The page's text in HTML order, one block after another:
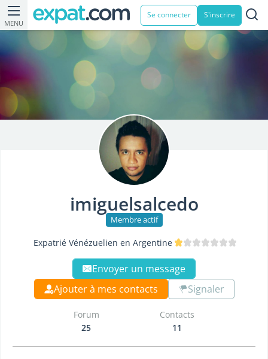
MENU
Se connecter S'inscrire
imiguelsalcedo
Membre actif
Expatrié Vénézuelien en Argentine
Envoyer un message
Ajouter à mes contacts
Signaler
Forum
25
Contacts
11